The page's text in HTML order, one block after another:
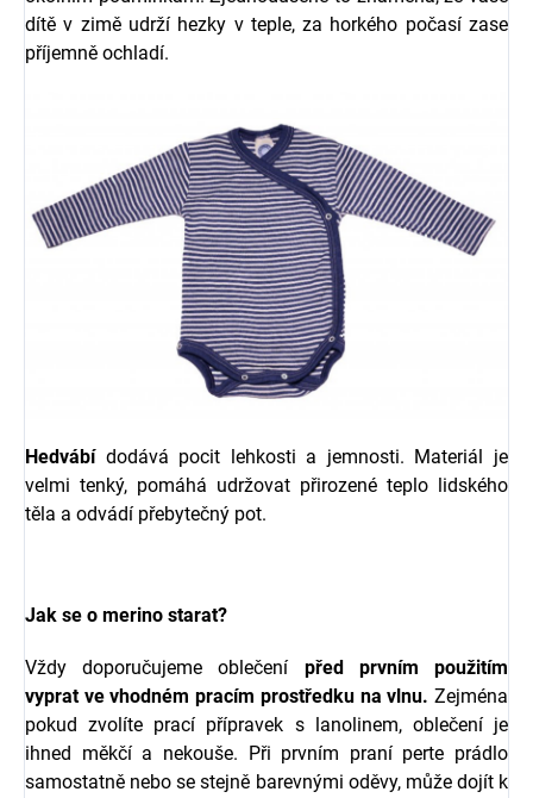
dítě v zimě udrží hezky v teple, za horkého počasí zase
příjemně ochladí.
Hedvábídodává pocit lehkosti a jemnosti. Materiál je
velmi tenký, pomáhá udržovat přirozené teplo lidského
těla a odvádí přebytečný pot.
Jak se o merino starat?
Vždy doporučujeme oblečení před prvním použitím
vyprat ve vhodném pracím prostředku na vlnu. Zejména
pokud zvolíte prací přípravek s lanolinem, oblečení je
ihned měkčí a nekouše. Při prvním praní perte prádlo
samostatně nebo se stejně barevnými oděvy, může dojít k